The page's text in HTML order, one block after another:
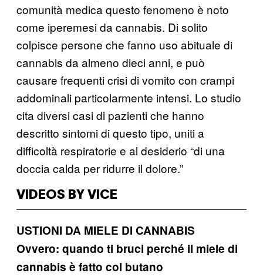
comunità medica questo fenomeno è noto
come iperemesi da cannabis. Di solito
colpisce persone che fanno uso abituale di
cannabis da almeno dieci anni, e può
causare frequenti crisi di vomito con crampi
addominali particolarmente intensi. Lo studio
cita diversi casi di pazienti che hanno
descritto sintomi di questo tipo, uniti a
difficoltà respiratorie e al desiderio “di una
doccia calda per ridurre il dolore.”
VIDEOS BY VICE
USTIONI DA MIELE DI CANNABIS
Ovvero: quando ti bruci perché il miele di
cannabis è fatto col butano